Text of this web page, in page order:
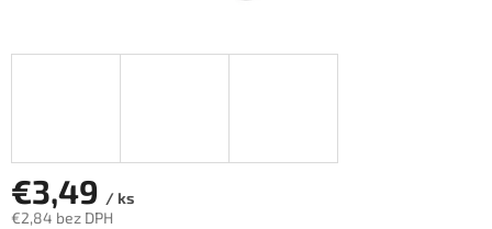
€3,49 / ks
€2,84 bez DPH